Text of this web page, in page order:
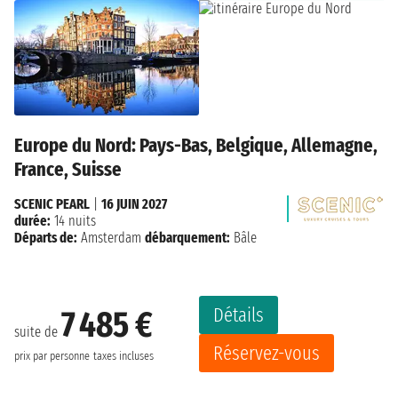
Europe du Nord: Pays-Bas, Belgique, Allemagne,
France, Suisse
suite de 7 485 €
prix par personne taxes incluses
Détails
Réservez-vous
SCENIC PEARL
16 JUIN 2027
durée: 14 nuits
Départs de: Amsterdam débarquement: Bâle